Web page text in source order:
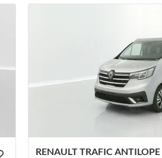
RENAULT TRAFIC